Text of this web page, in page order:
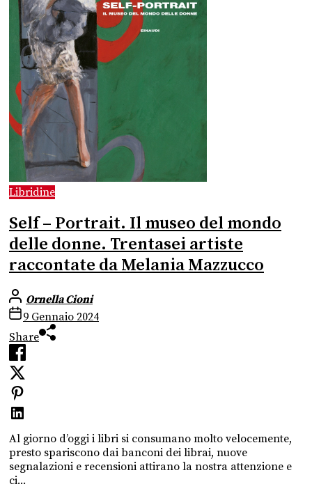
Libridine
Self – Portrait. Il museo del mondo
delle donne. Trentasei artiste
raccontate da Melania Mazzucco
Ornella Cioni
9 Gennaio 2024
Share
Al giorno d’oggi i libri si consumano molto velocemente,
presto spariscono dai banconi dei librai, nuove
segnalazioni e recensioni attirano la nostra attenzione e
ci...